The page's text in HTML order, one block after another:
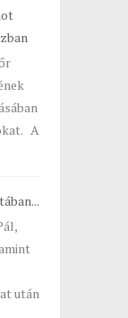
A
után